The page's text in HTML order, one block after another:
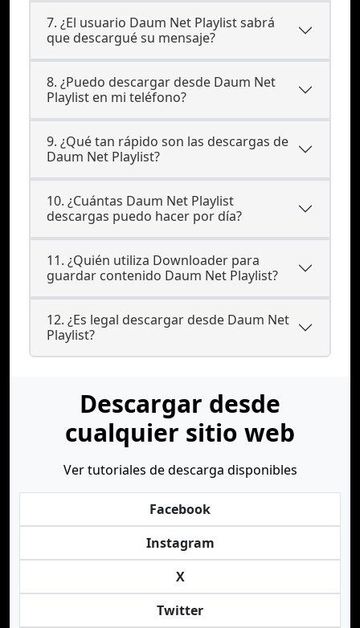
7. ¿El usuario Daum Net Playlist sabrá
que descargué su mensaje?
8. ¿Puedo descargar desde Daum Net
Playlist en mi teléfono?
9. ¿Qué tan rápido son las descargas de
Daum Net Playlist?
10. ¿Cuántas Daum Net Playlist
descargas puedo hacer por día?
11. ¿Quién utiliza Downloader para
guardar contenido Daum Net Playlist?
12. ¿Es legal descargar desde Daum Net
Playlist?
Descargar desde
cualquier sitio web
Ver tutoriales de descarga disponibles
Facebook
Instagram
X
Twitter